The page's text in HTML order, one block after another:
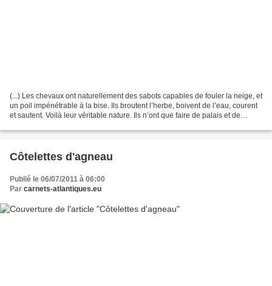
(...) Les chevaux ont naturellement des sabots capables de fouler la neige, et
un poil impénétrable à la bise. Ils broutent l’herbe, boivent de l’eau, courent
et sautent. Voilà leur véritable nature. Ils n’ont que faire de palais et de
Côtelettes d'agneau
Publié le 06/07/2011 à 06:00
Par carnets-atlantiques.eu